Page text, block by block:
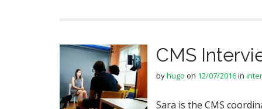
CMS
byhugo on 12/07/2016in
Sara is the CMS